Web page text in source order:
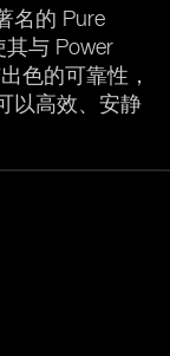
名的 Pure
与 Power
色的可靠性，
以高效、安静